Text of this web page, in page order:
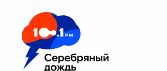
Москва 100.1 FM